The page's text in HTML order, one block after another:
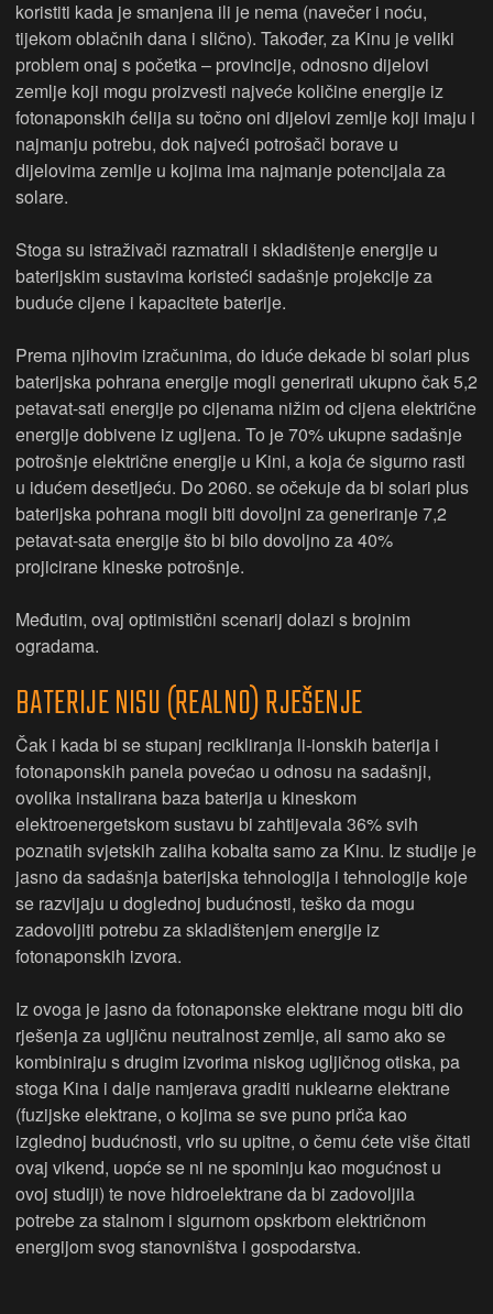
koristiti kada je smanjena ili je nema (navečer i noću,
tijekom oblačnih dana i slično). Također, za Kinu je veliki
problem onaj s početka – provincije, odnosno dijelovi
zemlje koji mogu proizvesti najveće količine energije iz
fotonaponskih ćelija su točno oni dijelovi zemlje koji imaju i
najmanju potrebu, dok najveći potrošači borave u
dijelovima zemlje u kojima ima najmanje potencijala za
solare.
Stoga su istraživači razmatrali i skladištenje energije u
baterijskim sustavima koristeći sadašnje projekcije za
buduće cijene i kapacitete baterije.
Prema njihovim izračunima, do iduće dekade bi solari plus
baterijska pohrana energije mogli generirati ukupno čak 5,2
petavat-sati energije po cijenama nižim od cijena električne
energije dobivene iz ugljena. To je 70% ukupne sadašnje
potrošnje električne energije u Kini, a koja će sigurno rasti
u idućem desetljeću. Do 2060. se očekuje da bi solari plus
baterijska pohrana mogli biti dovoljni za generiranje 7,2
petavat-sata energije što bi bilo dovoljno za 40%
projicirane kineske potrošnje.
Međutim, ovaj optimistični scenarij dolazi s brojnim
ogradama.
BATERIJE NISU (REALNO) RJEŠENJE
Čak i kada bi se stupanj recikliranja li-ionskih baterija i
fotonaponskih panela povećao u odnosu na sadašnji,
ovolika instalirana baza baterija u kineskom
elektroenergetskom sustavu bi zahtijevala 36% svih
poznatih svjetskih zaliha kobalta samo za Kinu. Iz studije je
jasno da sadašnja baterijska tehnologija i tehnologije koje
se razvijaju u doglednoj budućnosti, teško da mogu
zadovoljiti potrebu za skladištenjem energije iz
fotonaponskih izvora.
Iz ovoga je jasno da fotonaponske elektrane mogu biti dio
rješenja za ugljičnu neutralnost zemlje, ali samo ako se
kombiniraju s drugim izvorima niskog ugljičnog otiska, pa
stoga Kina i dalje namjerava graditi nuklearne elektrane
(fuzijske elektrane, o kojima se sve puno priča kao
izglednoj budućnosti, vrlo su upitne, o čemu ćete više čitati
ovaj vikend, uopće se ni ne spominju kao mogućnost u
ovoj studiji) te nove hidroelektrane da bi zadovoljila
potrebe za stalnom i sigurnom opskrbom električnom
energijom svog stanovništva i gospodarstva.